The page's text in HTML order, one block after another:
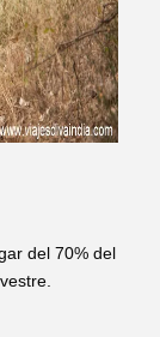
del 70% del